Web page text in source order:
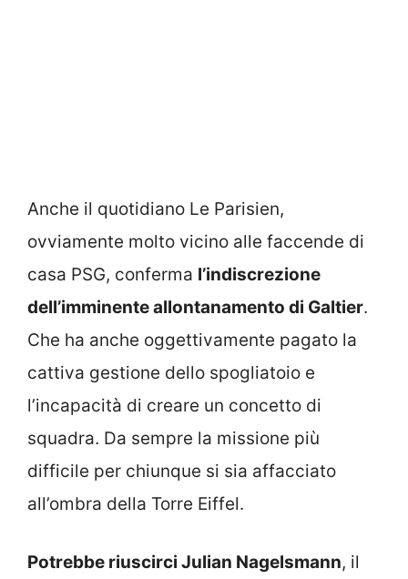
Anche il quotidiano Le Parisien,
ovviamente molto vicino alle faccende di
casa PSG, conferma l’indiscrezione
dell’imminente allontanamento di Galtier.
Che ha anche oggettivamente pagato la
cattiva gestione dello spogliatoio e
l’incapacità di creare un concetto di
squadra. Da sempre la missione più
difficile per chiunque si sia affacciato
all’ombra della Torre Eiffel.
Potrebbe riuscirci Julian Nagelsmann, il